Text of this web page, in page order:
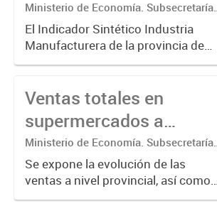
de la provincia de
Buenos Aires (ISIM-
PBA)
Ministerio de Economía. Subsecretaría
de Coordinación Económica y
Estadística. Dirección Provincial de
Estadística.
El Indicador Sintético Industria
Manufacturera de la provincia de
Buenos Aires (ISIM-PBA)
Provincial de Estadística tiene
como objetivo disponer de un
indicador...
Ventas totales en
supermercados a
precios corrientes y
constantes de diciembre
2016
Ministerio de Economía. Subsecretaría
de Coordinación Económica y
Estadística. Dirección Provincial de
Estadística.
Se expone la evolución de las
ventas a nivel provincial, así como
de los 24 partidos del Gran Buenos